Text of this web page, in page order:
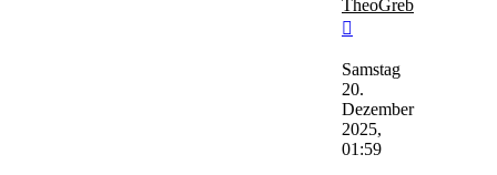
TheoGreb
Beitrag
Samstag
20.
Dezember
2025,
01:59